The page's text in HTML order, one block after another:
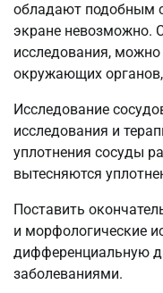
обладают подобным
экране невозможно.
исследования,
окружающих
Исследование
исследования и
уплотнения сосуды
вытесняются
Поставить
и морфологические
дифференциальную
заболеваниями.